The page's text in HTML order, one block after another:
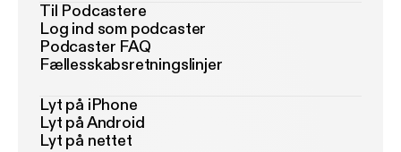
Til Podcastere
Log ind som podcaster
Podcaster FAQ
Fællesskabsretningslinjer
Lyt på iPhone
Lyt på Android
Lyt på nettet